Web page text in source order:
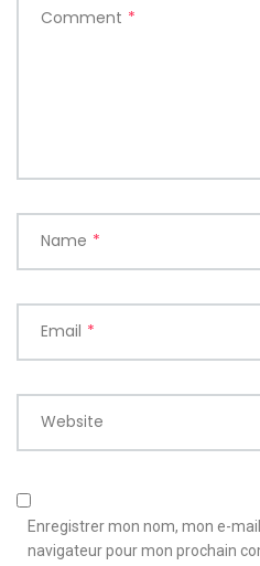
Comment *
Name *
Email *
Website
Enregistrer mon nom, mon e-
navigateur pour mon prochain